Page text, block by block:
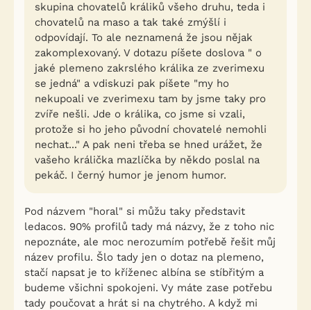
skupina chovatelů králiků všeho druhu, teda i
chovatelů na maso a tak také zmýšlí i
odpovídají. To ale neznamená že jsou nějak
zakomplexovaný. V dotazu píšete doslova " o
jaké plemeno zakrslého králika ze zverimexu
se jedná" a vdiskuzi pak píšete "my ho
nekupoali ve zverimexu tam by jsme taky pro
zvíře nešli. Jde o králika, co jsme si vzali,
protože si ho jeho původní chovatelé nemohli
nechat..." A pak neni třeba se hned urážet, že
vašeho králička mazlíčka by někdo poslal na
pekáč. I černý humor je jenom humor.
Pod názvem "horal" si můžu taky představit
ledacos. 90% profilů tady má názvy, že z toho nic
nepoznáte, ale moc nerozumím potřebě řešit můj
název profilu. Šlo tady jen o dotaz na plemeno,
stačí napsat je to kříženec albína se stíbřitým a
budeme všichni spokojeni. Vy máte zase potřebu
tady poučovat a hrát si na chytrého. A když mi